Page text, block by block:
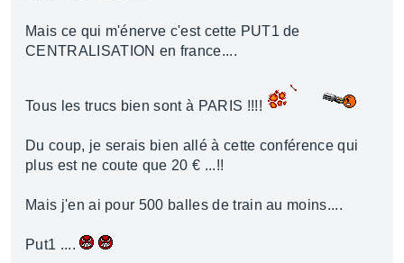
Mais ce qui m'énerve c'est cette PUT1 de
CENTRALISATION en france....
Tous les trucs bien sont à PARIS !!!!
Du coup, je serais bien allé à cette conférence qui
plus est ne coute que 20 € ...!!
Mais j'en ai pour 500 balles de train au moins....
Put1 ....